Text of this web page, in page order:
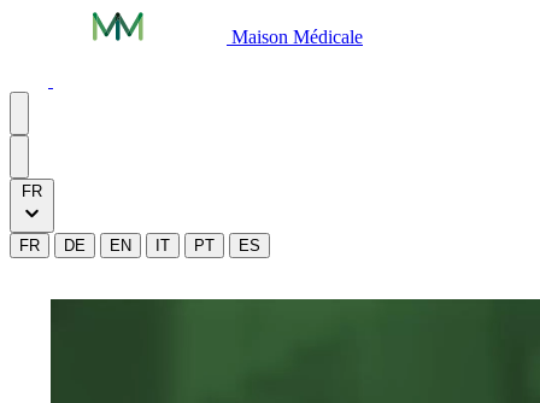
Maison Médicale
FR
FR DE EN IT PT ES